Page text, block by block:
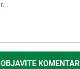
OBJAVITE KOMENTAR